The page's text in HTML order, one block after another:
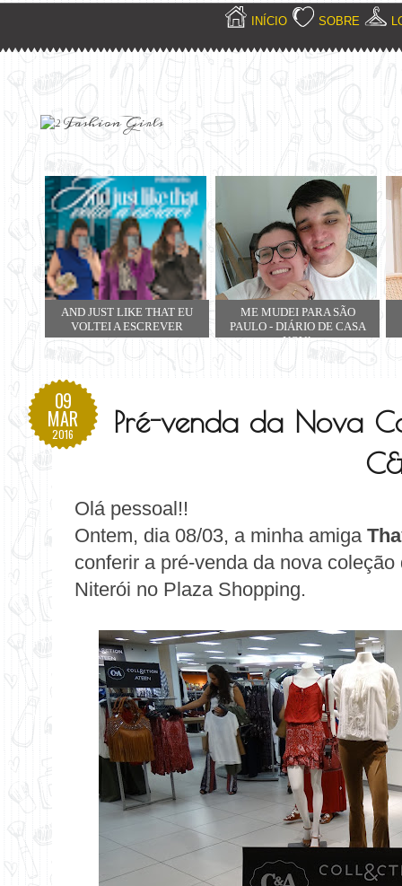
INÍCIO SOBRE
AND JUST LIKE THAT EU
VOLTEI A ESCREVER
ME MUDEI PARA SÃO
PAULO - DIÁRIO DE CASA
NOVA
09
MAR
2016
Pré-venda da Nova
Olá pessoal!!
Ontem, dia 08/03, a minha amiga
conferir a pré-venda da nova
Niterói no Plaza Shopping.